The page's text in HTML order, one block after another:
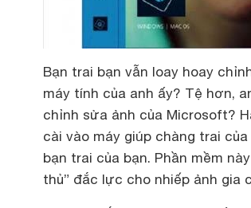
Bạn trai bạn vẫn loay hoay
máy tính của anh ấy? Tệ hơn,
chỉnh sửa ảnh của Microsoft?
cài vào máy giúp chàng trai
bạn trai của bạn. Phần mềm
thủ” đắc lực cho nhiếp ảnh gia